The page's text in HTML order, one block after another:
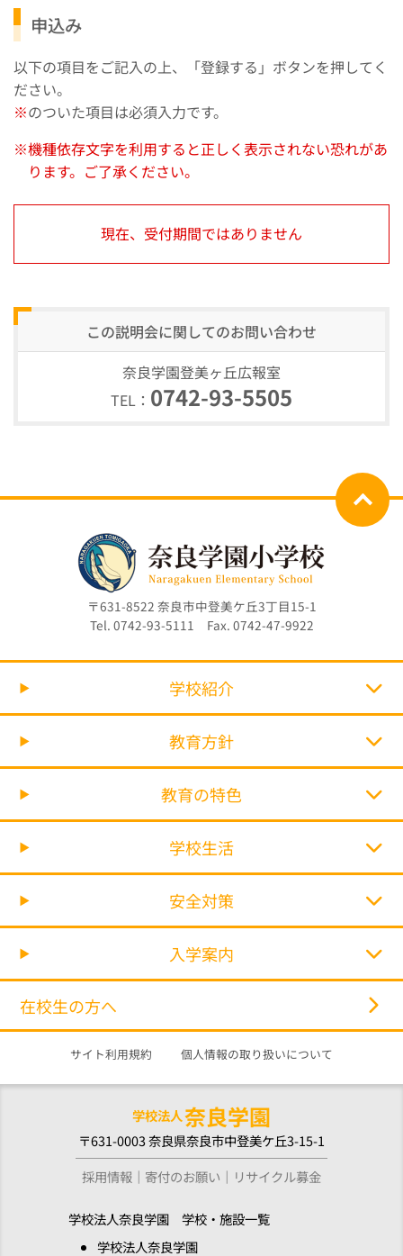
申込み
以下の項目をご記入の上、「登録する」ボタンを押してく
ださい。
※のついた項目は必須入力です。
機種依存文字を利用すると正しく表示されない恐れがあ
ります。ご了承ください。
現在、受付期間ではありません
この説明会に関してのお問い合わせ
奈良学園登美ヶ丘広報室
TEL： 0742-93-5505
〒631-8522 奈良市中登美ケ丘3丁目15-1
Tel. 0742-93-5111 Fax. 0742-47-9922
学校紹介
教育方針
教育の特色
学校生活
安全対策
入学案内
在校生の方へ
サイト利用規約 個人情報の取り扱いについて
学校法人奈良学園
〒631-0003 奈良県奈良市中登美ケ丘3-15-1
採用情報
寄付のお願い リサイクル募金
学校法人奈良学園 学校・施設一覧
学校法人奈良学園